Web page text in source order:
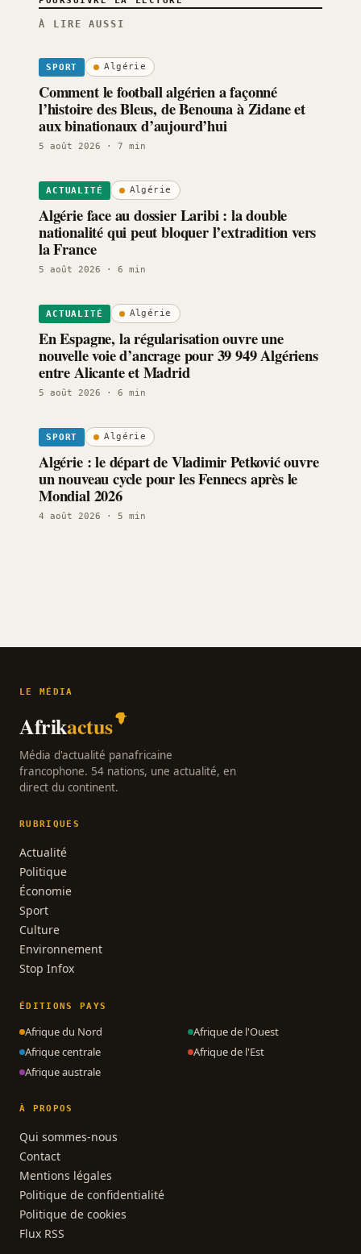
À LIRE AUSSI
SPORT Algérie
Comment le football algérien a façonné
l’histoire des Bleus, de Benouna à Zidane et
aux binationaux d’aujourd’hui
5 août 2026 · 7 min
ACTUALITÉ Algérie
Algérie face au dossier Laribi : la double
nationalité qui peut bloquer l’extradition vers
la France
5 août 2026 · 6 min
ACTUALITÉ Algérie
En Espagne, la régularisation ouvre une
nouvelle voie d’ancrage pour 39 949 Algériens
entre Alicante et Madrid
5 août 2026 · 6 min
SPORT Algérie
Algérie : le départ de Vladimir Petković ouvre
un nouveau cycle pour les Fennecs après le
Mondial 2026
4 août 2026 · 5 min
LE MÉDIA
Afrikactus
Média d'actualité panafricaine
francophone. 54 nations, une actualité, en
direct du continent.
RUBRIQUES
Actualité
Politique
Économie
Sport
Culture
Environnement
Stop Infox
ÉDITIONS PAYS
Afrique du Nord
Afrique de l'Ouest
Afrique centrale
Afrique de l'Est
Afrique australe
À PROPOS
Qui sommes-nous
Contact
Mentions légales
Politique de confidentialité
Politique de cookies
Flux RSS